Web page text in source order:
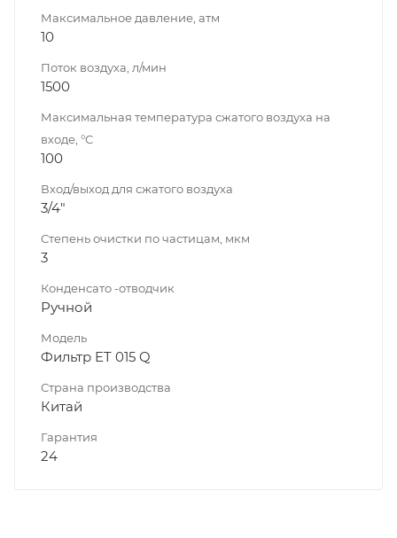
Максимальное давление, атм
10
Поток воздуха, л/мин
1500
Максимальная температура сжатого воздуха на
входе, °C
100
Вход/выход для сжатого воздуха
3/4"
Степень очистки по частицам, мкм
3
Конденсато -отводчик
Ручной
Модель
Фильтр ET 015 Q
Страна производства
Китай
Гарантия
24